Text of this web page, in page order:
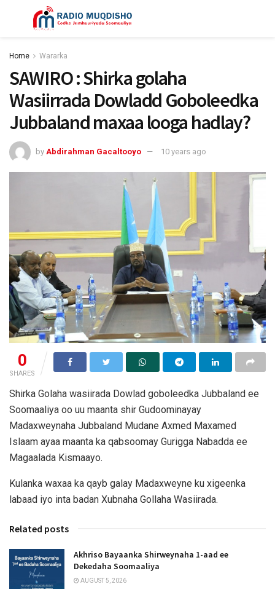
Home Wararka
SAWIRO : Shirka golaha
Wasiirrada Dowladd Goboleedka
Jubbaland maxaa looga hadlay?
by Abdirahman Gacaltooyo 10 years ago
0
SHARES
Shirka Golaha wasiirada Dowlad goboleedka Jubbaland ee
Soomaaliya oo uu maanta shir Gudoominayay
Madaxweynaha Jubbaland Mudane Axmed Maxamed
Islaam ayaa maanta ka qabsoomay Gurigga Nabadda ee
Magaalada Kismaayo.
Kulanka waxaa ka qayb galay Madaxweyne ku xigeenka
labaad iyo inta badan Xubnaha Gollaha Wasiirada.
Related posts
Akhriso Bayaanka Shirweynaha 1-aad ee
Dekedaha Soomaaliya
AUGUST 5, 2026